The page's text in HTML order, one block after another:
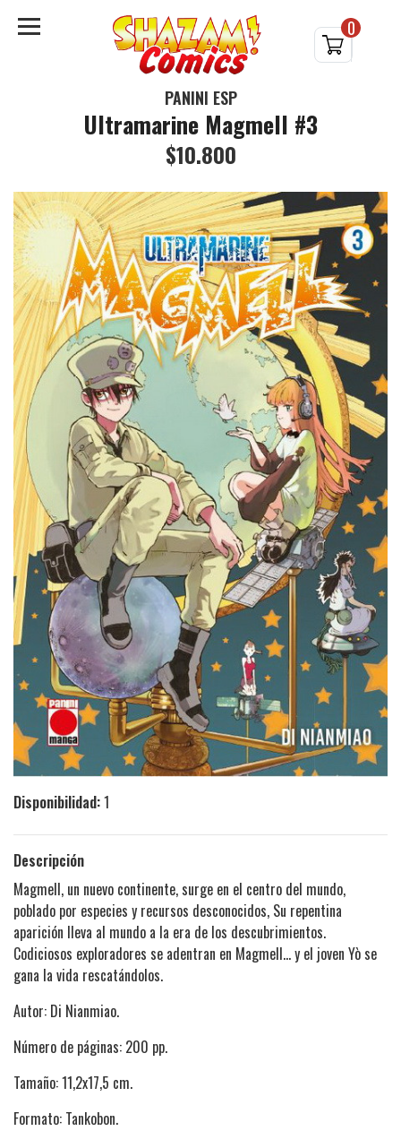
0
PANINI ESP
Ultramarine Magmell #3
$10.800
Disponibilidad:1
Descripción
Magmell, un nuevo continente, surge en el centro del mundo,
poblado por especies y recursos desconocidos, Su repentina
aparición lleva al mundo a la era de los descubrimientos.
Codiciosos exploradores se adentran en Magmell... y el joven Yò se
gana la vida rescatándolos.
Autor: Di Nianmiao.
Número de páginas: 200 pp.
Tamaño: 11,2x17,5 cm.
Formato: Tankobon.